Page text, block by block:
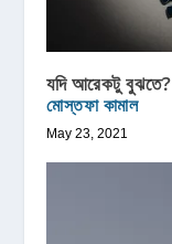
যদি আরেকটু বুঝতে?
মোস্তফা কামাল
May 23, 2021